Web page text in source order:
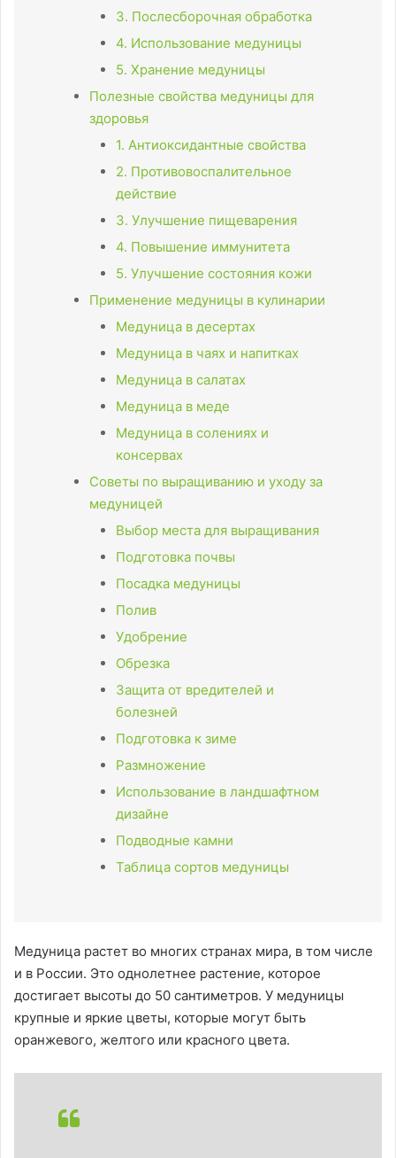
3. Послесборочная обработка
4. Использование медуницы
5. Хранение медуницы
Полезные свойства медуницы для
здоровья
1. Антиоксидантные свойства
2. Противовоспалительное
действие
3. Улучшение пищеварения
4. Повышение иммунитета
5. Улучшение состояния кожи
Применение медуницы в кулинарии
Медуница в десертах
Медуница в чаях и напитках
Медуница в салатах
Медуница в меде
Медуница в солениях и
консервах
Советы по выращиванию и уходу за
медуницей
Выбор места для выращивания
Подготовка почвы
Посадка медуницы
Полив
Удобрение
Обрезка
Защита от вредителей и
болезней
Подготовка к зиме
Размножение
Использование в ландшафтном
дизайне
Подводные камни
Таблица сортов медуницы
Медуница растет во многих странах мира, в том числе
и в России. Это однолетнее растение, которое
достигает высоты до 50 сантиметров. У медуницы
крупные и яркие цветы, которые могут быть
оранжевого, желтого или красного цвета.